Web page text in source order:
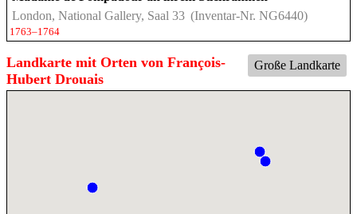
London, National Gallery, Saal 33 (Inventar-Nr. NG6440)
1763–1764
Große Landkarte
Landkarte mit Orten von François-
Hubert Drouais